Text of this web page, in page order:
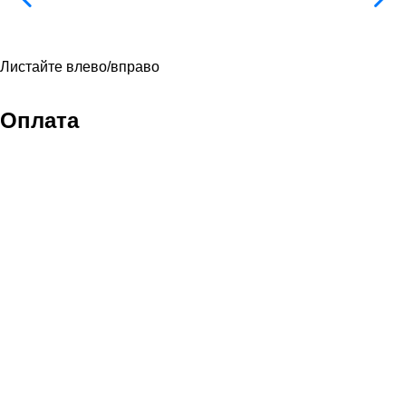
Листайте влево/вправо
Оплата